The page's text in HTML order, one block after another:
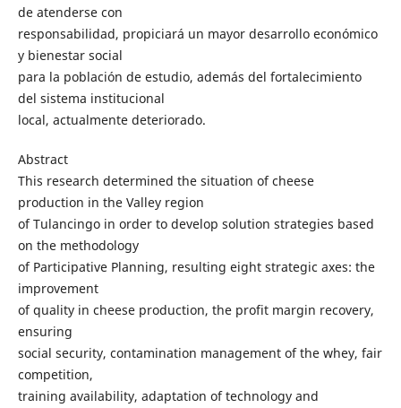
de atenderse con
responsabilidad, propiciará un mayor desarrollo económico
y bienestar social
para la población de estudio, además del fortalecimiento
del sistema institucional
local, actualmente deteriorado.
Abstract
This research determined the situation of cheese
production in the Valley region
of Tulancingo in order to develop solution strategies based
on the methodology
of Participative Planning, resulting eight strategic axes: the
improvement
of quality in cheese production, the profit margin recovery,
ensuring
social security, contamination management of the whey, fair
competition,
training availability, adaptation of technology and